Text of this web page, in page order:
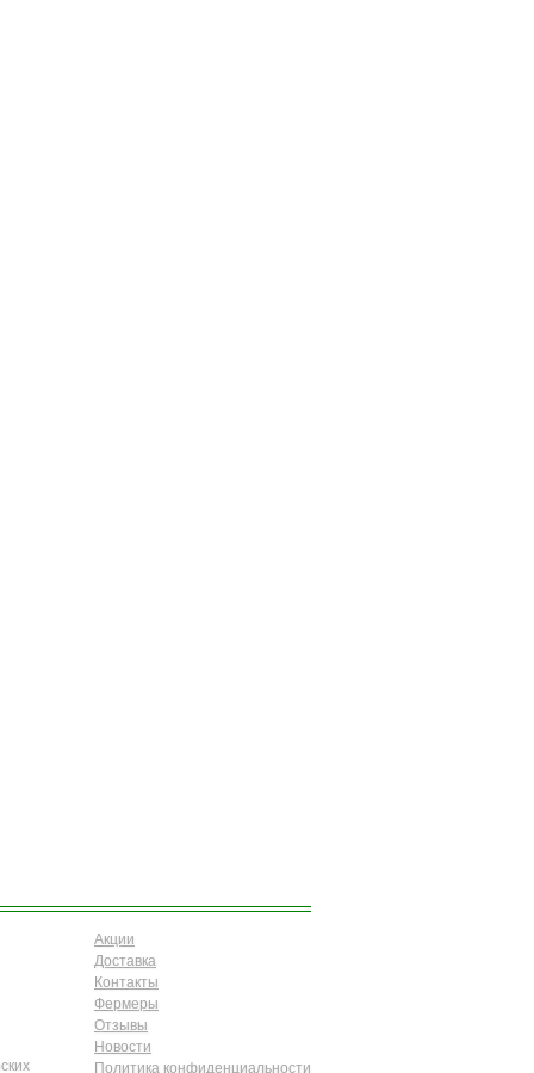
Акции
Доставка
Контакты
Фермеры
Отзывы
Новости
Политика конфиденциальности